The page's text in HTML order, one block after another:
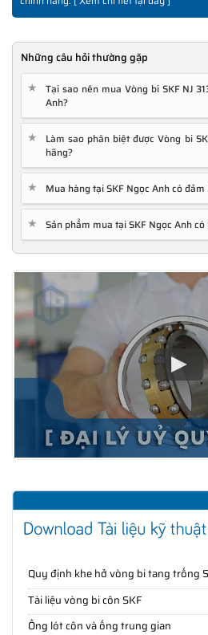
Những câu hỏi thường gặp
★
Tại sao nên mua Vòng bi SKF NJ
Anh?
★
Làm sao phân biệt được Vòng bi
hãng?
★ Mua hàng tại SKF Ngọc Anh có
★ Sản phẩm mua tại SKF Ngọc Anh có
Quy định khe hở vòng bi tang trống
Tài liệu vòng bi côn SKF
Ống lót côn và ống trung gian